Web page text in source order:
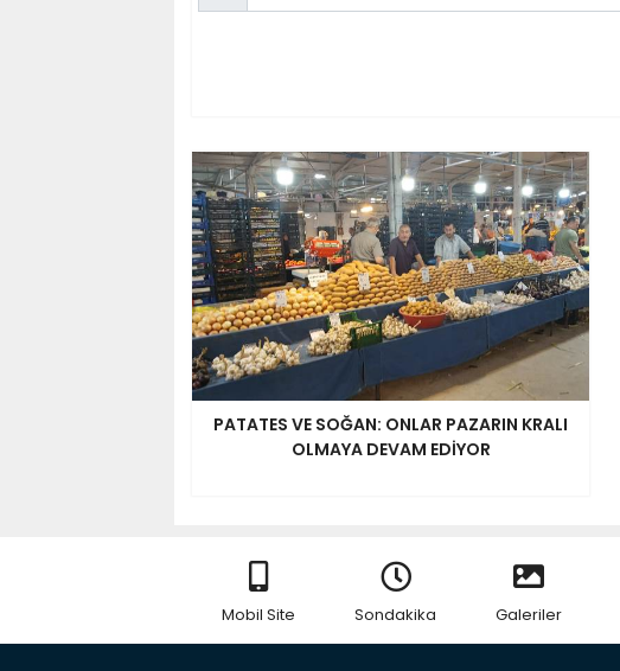
PATATES VE SOĞAN: ONLAR PAZARIN KRALI
OLMAYA DEVAM EDİYOR
Mobil Site Sondakika Galeriler